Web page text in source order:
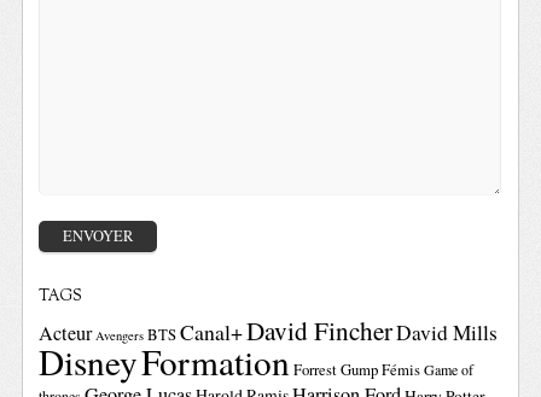
TAGS
Acteur Avengers BTSCanal+David FincherDavid Mills
DisneyFormationForrest GumpFémis Game of